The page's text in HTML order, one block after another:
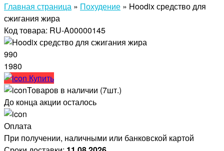
Главная страница » Похудение » Hoodix средство для
сжигания жира
Код товара: RU-A00000145
990
1980
Купить
Товаров в наличии (7шт.)
До конца акции осталось
Оплата
При получении, наличными или банковской картой